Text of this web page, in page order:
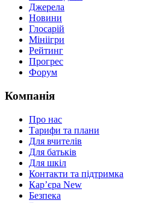
Джерела
Новини
Глосарій
Мініігри
Рейтинг
Прогрес
Форум
Компанія
Про нас
Тарифи та плани
Для вчителів
Для батьків
Для шкіл
Контакти та підтримка
Кар’єра New
Безпека